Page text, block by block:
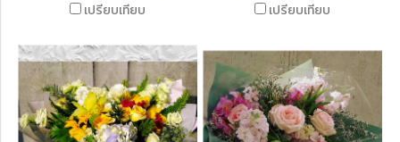
เปรียบเทียบ
เปรียบเทียบ